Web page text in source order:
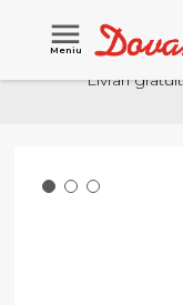
Meniu
Livrari